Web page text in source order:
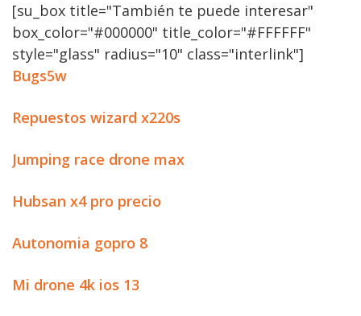
[su_box title="También te puede interesar"
box_color="#000000" title_color="#FFFFFF"
style="glass" radius="10" class="interlink"]
Bugs5w
Repuestos wizard x220s
Jumping race drone max
Hubsan x4 pro precio
Autonomia gopro 8
Mi drone 4k ios 13